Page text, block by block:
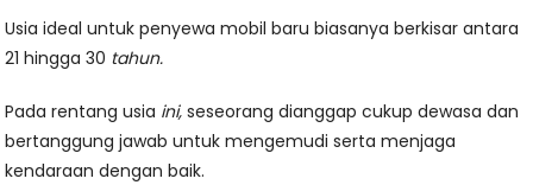
Usia ideal untuk penyewa mobil baru biasanya berkisar antara
21 hingga 30 tahun.
Pada rentang usia ini, seseorang dianggap cukup dewasa dan
bertanggung jawab untuk mengemudi serta menjaga
kendaraan dengan baik.